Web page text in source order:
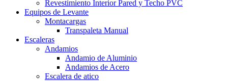
Revestimiento Interior Pared y Techo PVC
Equipos de Levante
Montacargas
Transpaleta Manual
Escaleras
Andamios
Andamio de Aluminio
Andamios de Acero
Escalera de atico